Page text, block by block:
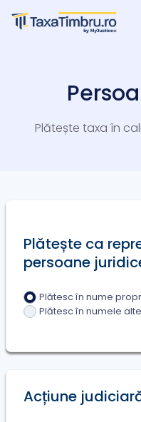
Plătește taxa în
Plătește ca
persoane
Plătesc în nume
Plătesc în numele
Acțiune